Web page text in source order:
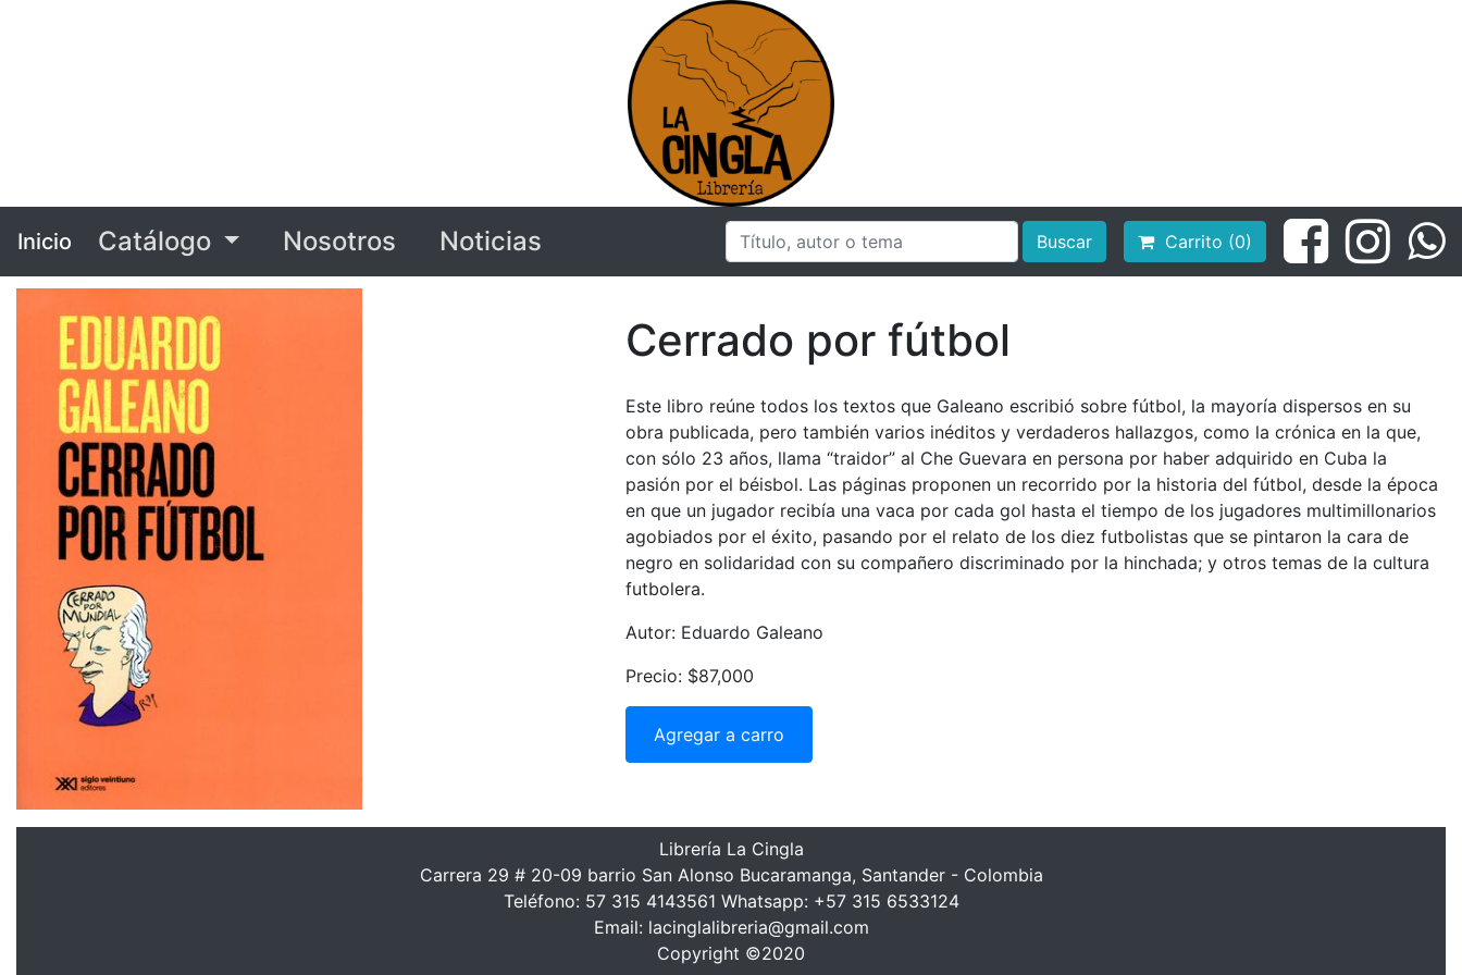
Inicio Catálogo Nosotros Noticias Buscar Carrito (0)
Cerrado por fútbol
Este libro reúne todos los textos que Galeano escribió sobre fútbol, la mayoría dispersos en su
obra publicada, pero también varios inéditos y verdaderos hallazgos, como la crónica en la que,
con sólo 23 años, llama “traidor” al Che Guevara en persona por haber adquirido en Cuba la
pasión por el béisbol. Las páginas proponen un recorrido por la historia del fútbol, desde la época
en que un jugador recibía una vaca por cada gol hasta el tiempo de los jugadores multimillonarios
agobiados por el éxito, pasando por el relato de los diez futbolistas que se pintaron la cara de
negro en solidaridad con su compañero discriminado por la hinchada; y otros temas de la cultura
futbolera.
Autor: Eduardo Galeano
Precio: $87,000
Agregar a carro
Librería La Cingla
Carrera 29 # 20-09 barrio San Alonso Bucaramanga, Santander - Colombia
Teléfono: 57 315 4143561 Whatsapp: +57 315 6533124
Email: lacinglalibreria@gmail.com
Copyright ©2020